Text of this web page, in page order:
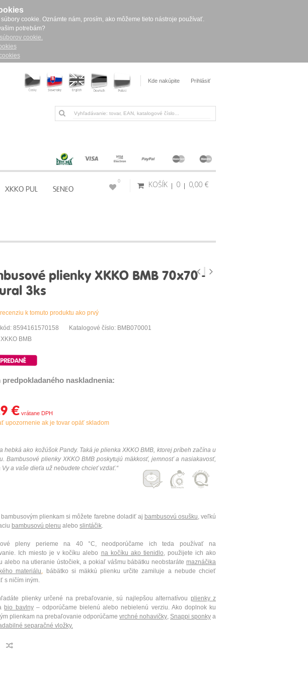
cookie. Oznámte nám, prosím, ako môžeme tieto nástroje používať.
potrebám?
cookie.
Kde nakúpite Prihlásiť
XKKO PUL SENEO KOŠÍK 0 0,00 €
0
plienky XKKO BMB 70x70 -
3ks
k tomuto produktu ako prvý
8594161570158
Katalogové číslo: BMB070001
BMB
predpokladaného naskladnenia:
€
upozornenie ak je tovar opäť skladom
hebká ako kožúšok Pandy. Taká je plienka XKKO BMB, ktorej príbeh začína u
Bambusové plienky XKKO BMB poskytujú mäkkosť, jemnosť a nasiakavosť,
Vy a vaše dieťa už nebudete chcieť vzdať.“
bambusovým plienkam si môžete farebne doladiť aj bambusovú osušku, veľkú
bambusovú plenu alebo slintáčik.
pleny perieme na 40 °C, neodporúčame ich teda používať na
Ich miesto je v kočíku alebo na kočíku ako tienidlo,použijete ich ako
alebo na utieranie ústočiek, a pokiaľ vášmu bábätku neobstaráte maznáčika
materiálu, bábätko si mäkkú plienku určite zamiluje a nebude chcieť
s ničím iným.
plienky určené na prebaľovanie, sú najlepšou alternatívou plienky z
bio bavlny– odporúčame bielenú alebo nebielenú verziu. Ako doplnok ku
plienkam na prebaľovanie odporúčame vrchné nohavičky, Snappi sponky a
separačné vložky.